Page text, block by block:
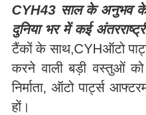
CYH43 साल के अनुभव के
दुनिया भर में कई
टैंकों के साथ,CYHऑटो
करने वाली बड़ी वस्तुओं
निर्माता, ऑटो पार्ट्स
हों।